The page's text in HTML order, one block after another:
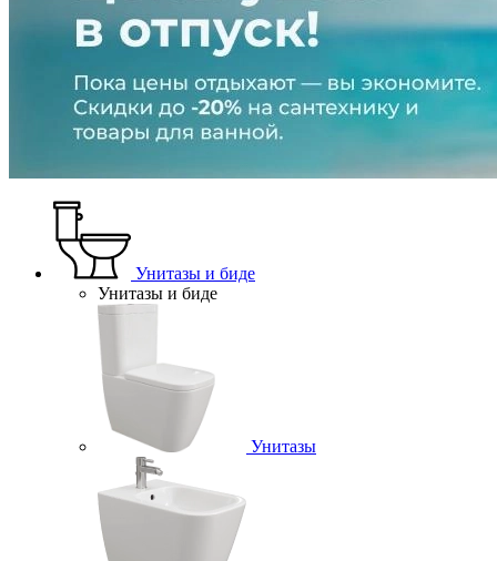
Унитазы и биде
Унитазы и биде
Унитазы